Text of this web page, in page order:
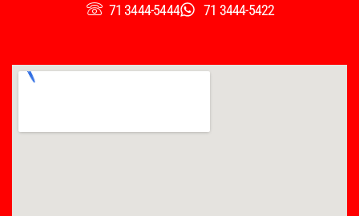
71 3444-5444
71 3444-5422